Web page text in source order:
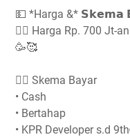
💵 *Harga &* 𝗦𝗸𝗲𝗺𝗮
👉🏻 ⁣⁣Harga Rp. 700 Jt-an
🥳🥰
👉🏻 Skema Bayar
• Cash
• Bertahap
• KPR Developer s.d